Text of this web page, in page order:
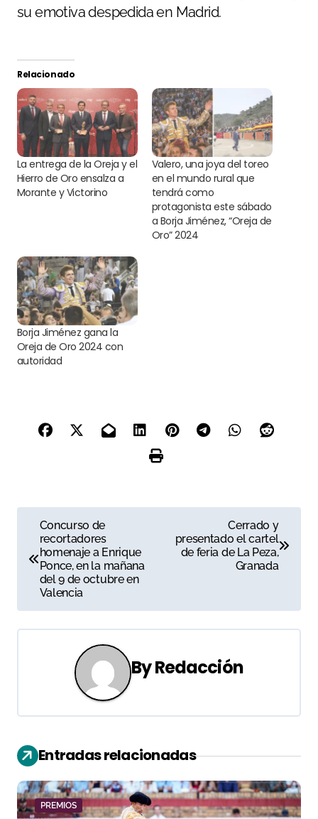
su emotiva despedida en Madrid.
Relacionado
La entrega de la Oreja y el
Hierro de Oro ensalza a
Morante y Victorino
Valero, una joya del toreo
en el mundo rural que
tendrá como
protagonista este sábado
a Borja Jiménez, “Oreja de
Oro” 2024
Borja Jiménez gana la
Oreja de Oro 2024 con
autoridad
a
e
g
i
ó
n
d
Concurso de
recortadores
homenaje a Enrique
Ponce, en la mañana
del 9 de octubre en
Valencia
Cerrado y
presentado el cartel
de feria de La Peza,
Granada
ByRedacción
Entradas relacionadas
PREMIOS